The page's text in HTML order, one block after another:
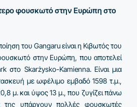
φουσκωτό στην Ευρώπη στο
του Gangaru είναι η Κιβωτός του
στην Ευρώπη, που αποτελεί
στο Skarżysko-Kamienna. Είναι μια
με ωφέλιμο εμβαδό 1598 τ.μ.,
μ. και ύψος 13 μ., που ζυγίζει πάνω
υπάρχουν πολλές φουσκωτές